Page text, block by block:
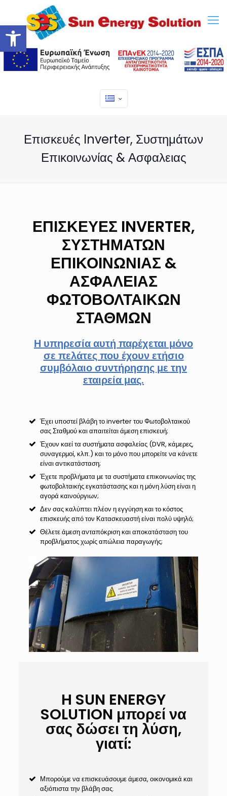
Ανοίξτε τη γραμμή εργαλείων
Επισκευές Inverter, Συστημάτων
Επικοινωνίας & Ασφαλειας
ΕΠΙΣΚΕΥΕΣ ΙNVERTER,
ΣΥΣΤΗΜΑΤΩΝ
ΕΠΙΚΟΙΝΩΝΙΑΣ &
ΑΣΦΑΛΕΙΑΣ
ΦΩΤΟΒΟΛΤΑΙΚΩΝ
ΣΤΑΘΜΩΝ
Η υπηρεσία αυτή παρέχεται μόνο
σε πελάτες που έχουν ετήσιο
συμβόλαιο συντήρησης με την
εταιρεία μας.
Έχει υποστεί βλάβη το inverter του Φωτοβολταικού
σας Σταθμού και απαιτείται άμεση επισκευή;
Έχουν καεί τα συστήματα ασφαλείας (DVR, κάμερες,
συναγερμοί, κλπ.) και το μόνο που μπορείτε να κάνετε
είναι αντικατάσταση;
Έχετε προβλήματα με τα συστήματα επικοινωνίας της
φωτοβολταικής εγκατάστασης και η μόνη λύση είναι η
αγορά καινούργιων;
Δεν σας καλύπτει πλέον η εγγύηση και το κόστος
επισκευής από τον Κατασκευαστή είναι πολύ υψηλό;
Θέλετε άμεση ανταπόκριση και αποκατάσταση του
προβλήματος χωρίς απώλεια παραγωγής;
Η SUN ENERGY
SOLUTION μπορεί να
σας δώσει τη λύση,
γιατί:
Μπορούμε να επισκευάσουμε άμεσα, οικονομικά και
αξιόπιστα την βλάβη σας.